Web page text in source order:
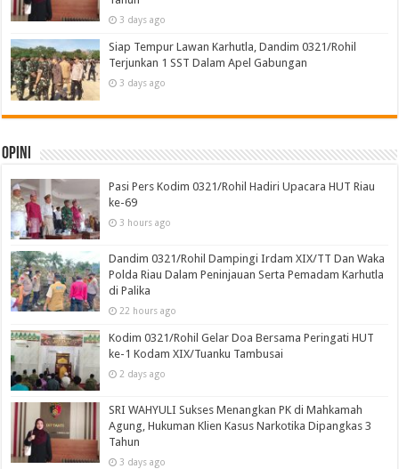
3 days ago
Siap Tempur Lawan Karhutla, Dandim 0321/Rohil
Terjunkan 1 SST Dalam Apel Gabungan
3 days ago
Opini
Pasi Pers Kodim 0321/Rohil Hadiri Upacara HUT Riau
ke-69
3 hours ago
Dandim 0321/Rohil Dampingi Irdam XIX/TT Dan Waka
Polda Riau Dalam Peninjauan Serta Pemadam Karhutla
di Palika
22 hours ago
Kodim 0321/Rohil Gelar Doa Bersama Peringati HUT
ke-1 Kodam XIX/Tuanku Tambusai
2 days ago
SRI WAHYULI Sukses Menangkan PK di Mahkamah
Agung, Hukuman Klien Kasus Narkotika Dipangkas 3
Tahun
3 days ago